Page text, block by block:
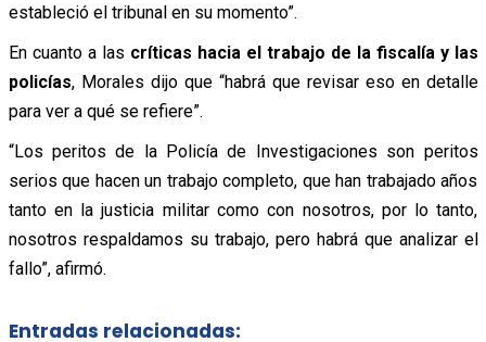
estableció el tribunal en su momento”.
En cuanto a las críticas hacia el trabajo de la fiscalía y las
policías, Morales dijo que “habrá que revisar eso en detalle
para ver a qué se refiere”.
“Los peritos de la Policía de Investigaciones son peritos
serios que hacen un trabajo completo, que han trabajado años
tanto en la justicia militar como con nosotros, por lo tanto,
nosotros respaldamos su trabajo, pero habrá que analizar el
fallo”, afirmó.
Entradas relacionadas: